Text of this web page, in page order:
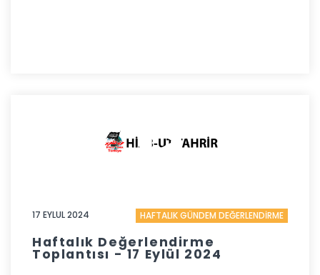
17 EYLUL 2024 HAFTALIK GÜNDEM DEĞERLENDİRME
Haftalık Değerlendirme
Toplantısı - 17 Eylül 2024